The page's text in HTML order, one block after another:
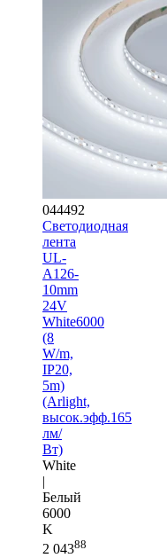
044492
Светодиодная
лента
UL-
A126-
10mm
24V
White6000
(8
W/m,
IP20,
5m)
(Arlight,
высок.эфф.165
лм/
Вт)
White
|
Белый
6000
K
2 04388